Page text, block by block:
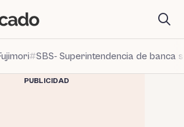
SBS- Superintendencia de banca
PUBLICIDAD